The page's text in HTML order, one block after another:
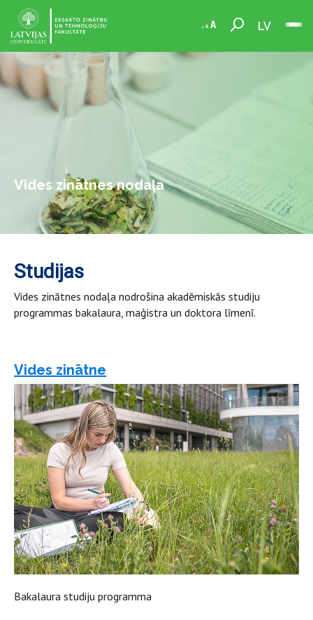
LV
Vides zinātnes nodaļa
Studijas
Vides zinātnes nodaļa nodrošina akadēmiskās studiju
programmas bakalaura, maģistra un doktora līmenī.
Vides zinātne
Bakalaura studiju programma